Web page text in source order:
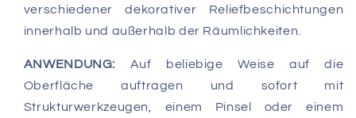
verschiedener dekorativer Reliefbeschichtungen
innerhalb und außerhalb der Räumlichkeiten.
ANWENDUNG: Auf beliebige Weise auf die
Oberfläche auftragen und sofort mit
Strukturwerkzeugen, einem Pinsel oder einem